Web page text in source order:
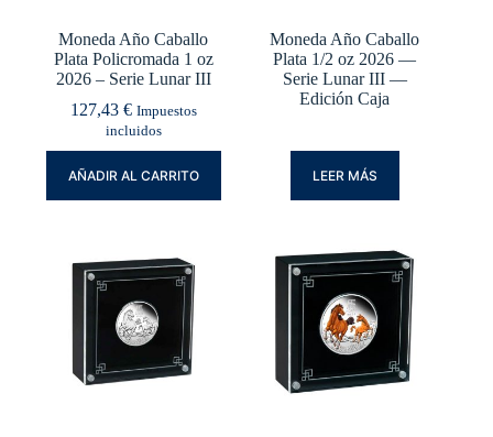
Moneda Año Caballo
Plata Policromada 1 oz
2026 – Serie Lunar III
127,43 € Impuestos
incluidos
AÑADIR AL CARRITO
Moneda Año Caballo
Plata 1/2 oz 2026 —
Serie Lunar III —
Edición Caja
LEER MÁS